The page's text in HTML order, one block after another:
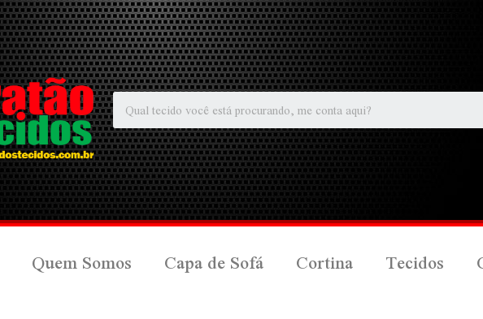
Quem Somos Capa de Sofá Cortina Tecidos